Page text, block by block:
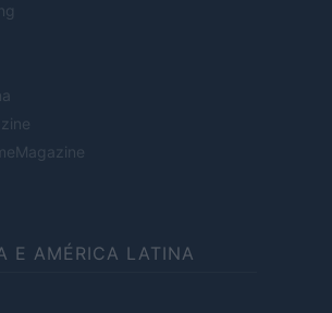
E AMÉRICA LATINA